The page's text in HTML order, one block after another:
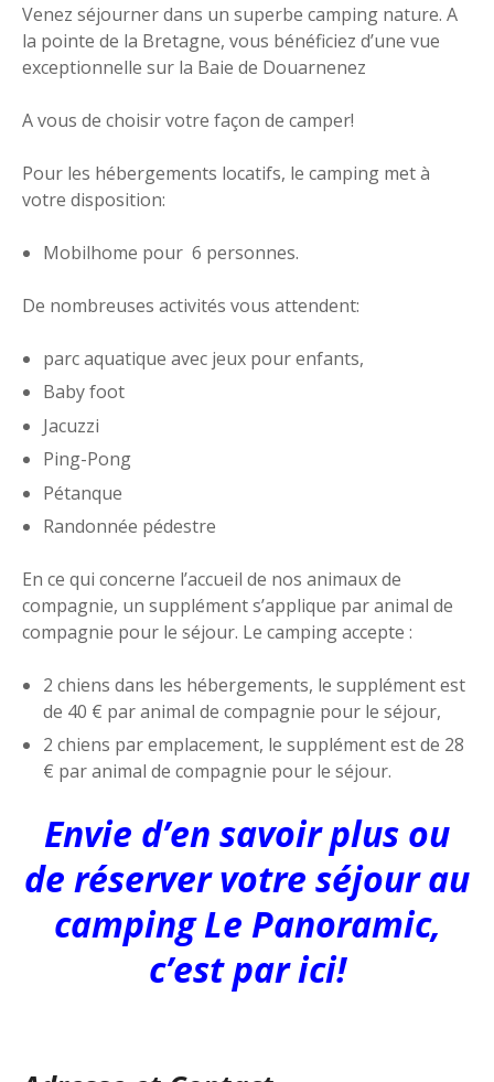
Venez séjourner dans un superbe camping nature. A
la pointe de la Bretagne, vous bénéficiez d’une vue
exceptionnelle sur la Baie de Douarnenez
A vous de choisir votre façon de camper!
Pour les hébergements locatifs, le camping met à
votre disposition:
Mobilhome pour 6 personnes.
De nombreuses activités vous attendent:
parc aquatique avec jeux pour enfants,
Baby foot
Jacuzzi
Ping-Pong
Pétanque
Randonnée pédestre
En ce qui concerne l’accueil de nos animaux de
compagnie, un supplément s’applique par animal de
compagnie pour le séjour. Le camping accepte :
2 chiens dans les hébergements, le supplément est
de 40 € par animal de compagnie pour le séjour,
2 chiens par emplacement, le supplément est de 28
€ par animal de compagnie pour le séjour.
Envie d’en savoir plus ou
de réserver votre séjour au
camping Le Panoramic,
c’est par ici!